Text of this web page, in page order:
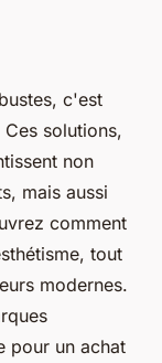
et
c'est
solutions,
non
mais aussi
comment
tout
modernes.
pour un achat